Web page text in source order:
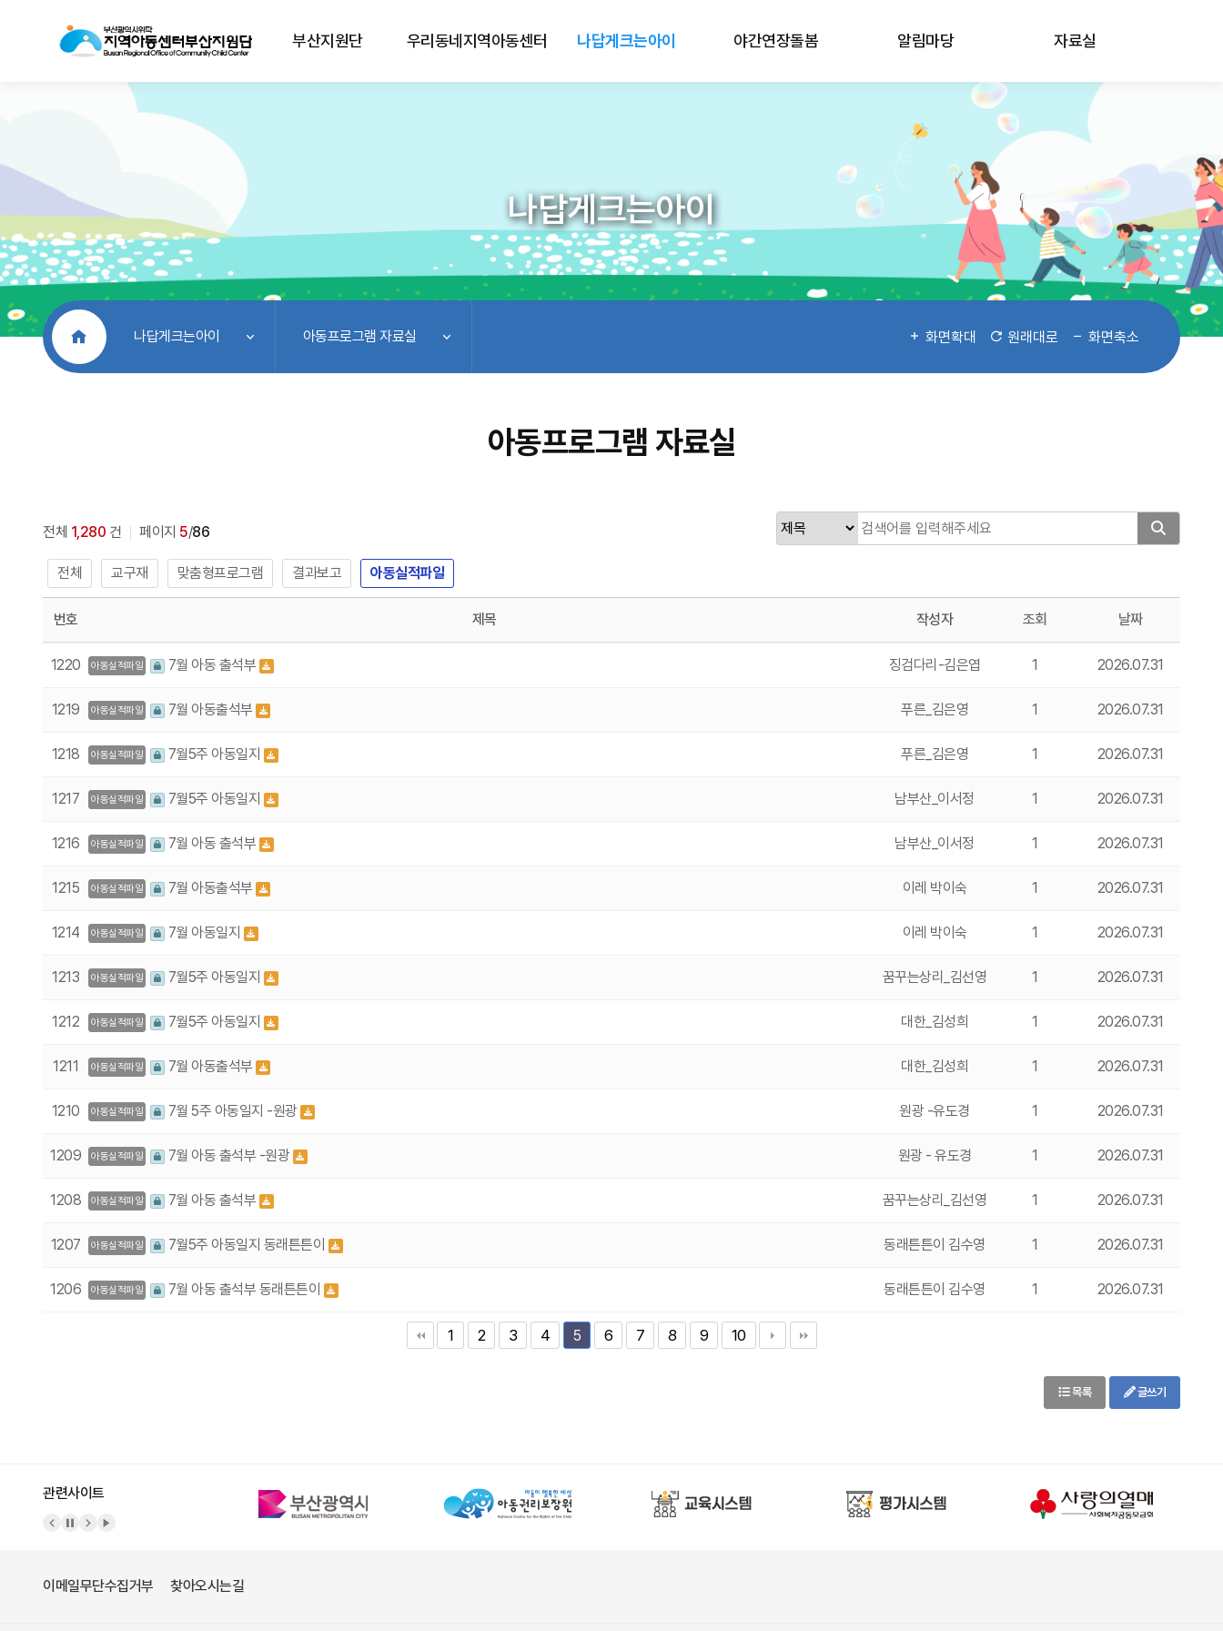
부산지원단 우리동네지역아동센터 나답게크는아이 야간연장돌봄 알림마당 자료실
나답게크는아이
처음으로나답게크는아이 아동프로그램 자료실 화면확대 원래대로 화면축소
아동프로그램 자료실
전체 1,280 건 페이지 5/86
전체 교구재 맞춤형프로그램 결과보고 아동실적파일
번호 제목 작성자 조회 날짜
1220 아동실적파일 7월 아동 출석부 징검다리-김은엽 1 2026.07.31
1219 아동실적파일 7월 아동출석부 푸른_김은영 1 2026.07.31
1218 아동실적파일 7월5주 아동일지 푸른_김은영 1 2026.07.31
1217 아동실적파일 7월5주 아동일지 남부산_이서정 1 2026.07.31
1216 아동실적파일 7월 아동 출석부 남부산_이서정 1 2026.07.31
1215 아동실적파일 7월 아동출석부 이레 박이숙 1 2026.07.31
1214 아동실적파일 7월 아동일지 이레 박이숙 1 2026.07.31
1213 아동실적파일 7월5주 아동일지 꿈꾸는상리_김선영 1 2026.07.31
1212 아동실적파일 7월5주 아동일지 대한_김성희 1 2026.07.31
1211 아동실적파일 7월 아동출석부 대한_김성희 1 2026.07.31
1210 아동실적파일 7월 5주 아동일지 -원광 원광 -유도경 1 2026.07.31
1209 아동실적파일 7월 아동 출석부 -원광 원광 - 유도경 1 2026.07.31
1208 아동실적파일 7월 아동 출석부 꿈꾸는상리_김선영 1 2026.07.31
1207 아동실적파일 7월5주 아동일지 동래튼튼이 동래튼튼이 김수영 1 2026.07.31
1206 아동실적파일 7월 아동 출석부 동래튼튼이 동래튼튼이 김수영 1 2026.07.31
1 2 3 4 5 6 7 8 9 10
목록 글쓰기
관련사이트
이메일무단수집거부 찾아오시는길